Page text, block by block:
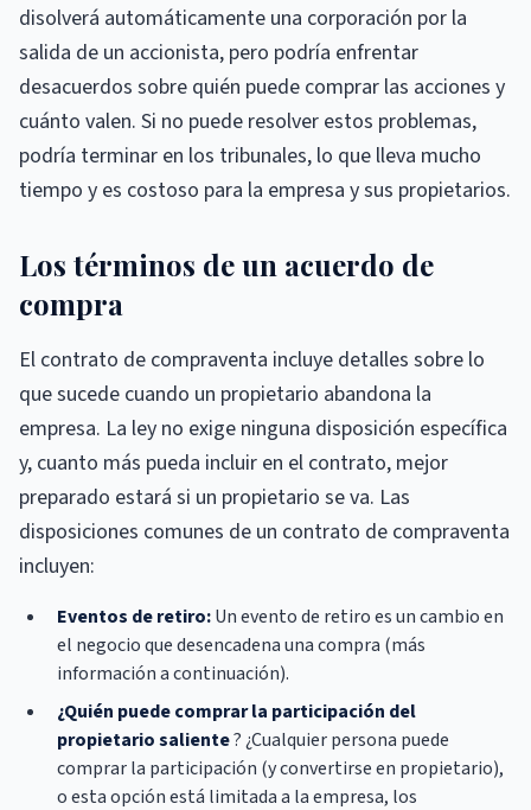
disolverá automáticamente una corporación por la
salida de un accionista, pero podría enfrentar
desacuerdos sobre quién puede comprar las acciones y
cuánto valen. Si no puede resolver estos problemas,
podría terminar en los tribunales, lo que lleva mucho
tiempo y es costoso para la empresa y sus propietarios.
Los términos de un acuerdo de
compra
El contrato de compraventa incluye detalles sobre lo
que sucede cuando un propietario abandona la
empresa. La ley no exige ninguna disposición específica
y, cuanto más pueda incluir en el contrato, mejor
preparado estará si un propietario se va. Las
disposiciones comunes de un contrato de compraventa
incluyen:
Eventos de retiro:Un evento de retiro es un cambio en
el negocio que desencadena una compra (más
información a continuación).
¿Quién puede comprar la participación del
propietario saliente? ¿Cualquier persona puede
comprar la participación (y convertirse en propietario),
o esta opción está limitada a la empresa, los